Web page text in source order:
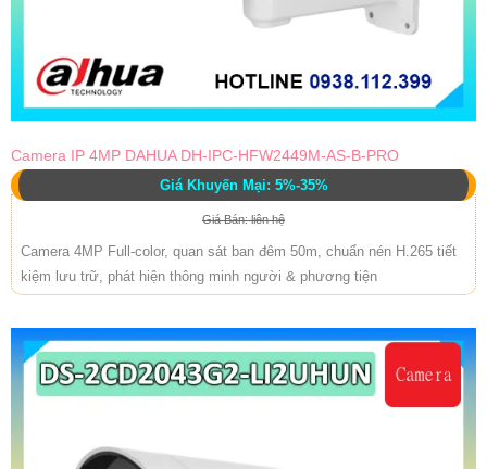
Camera IP 4MP DAHUA DH-IPC-HFW2449M-AS-B-PRO
Giá Khuyến Mại: 5%-35%
Giá Bán: liên hệ
Camera 4MP Full-color, quan sát ban đêm 50m, chuẩn nén H.265 tiết
kiệm lưu trữ, phát hiện thông minh người & phương tiện